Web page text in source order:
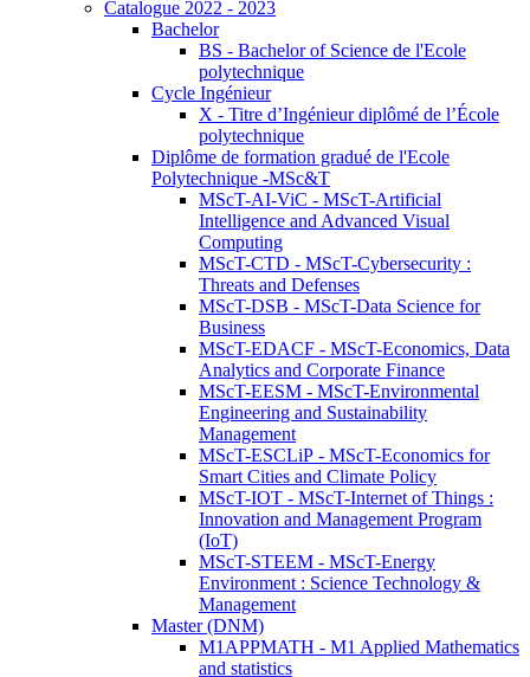
Catalogue 2022 - 2023
Bachelor
BS - Bachelor of Science de l'Ecole
polytechnique
Cycle Ingénieur
X - Titre d’Ingénieur diplômé de l’École
polytechnique
Diplôme de formation gradué de l'Ecole
Polytechnique -MSc&T
MScT-AI-ViC - MScT-Artificial
Intelligence and Advanced Visual
Computing
MScT-CTD - MScT-Cybersecurity :
Threats and Defenses
MScT-DSB - MScT-Data Science for
Business
MScT-EDACF - MScT-Economics, Data
Analytics and Corporate Finance
MScT-EESM - MScT-Environmental
Engineering and Sustainability
Management
MScT-ESCLiP - MScT-Economics for
Smart Cities and Climate Policy
MScT-IOT - MScT-Internet of Things :
Innovation and Management Program
(IoT)
MScT-STEEM - MScT-Energy
Environment : Science Technology &
Management
Master (DNM)
M1APPMATH - M1 Applied Mathematics
and statistics